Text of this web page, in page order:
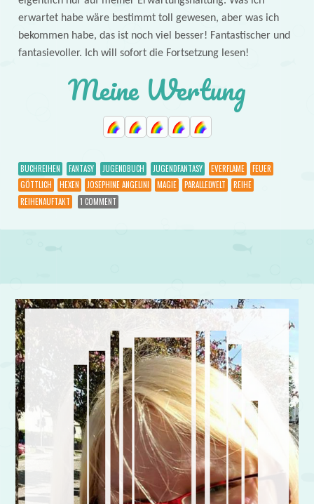
erwartet habe wäre bestimmt toll gewesen, aber was ich
bekommen habe, das ist noch viel besser! Fantastischer und
fantasievoller. Ich will sofort die Fortsetzung lesen!
Meine Wertung
BUCHREIHEN FANTASY JUGENDBUCH JUGENDFANTASY EVERFLAME
FEUER
GÖTTLICH
HEXEN JOSEPHINE ANGELINI MAGIE PARALLELWELT
REIHE
REIHENAUFTAKT
1 COMMENT
Post navigation